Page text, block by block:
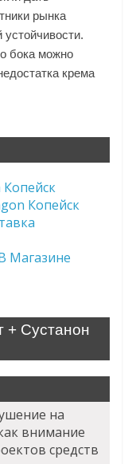
рынка
бока можно
крема
Копейск
Копейск
Магазине
+ Сустанон
на
внимание
средств